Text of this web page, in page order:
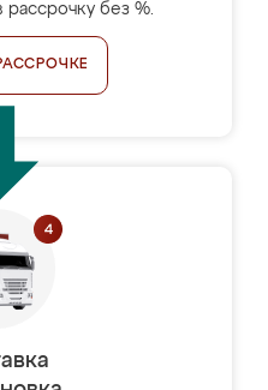
рассрочку без %.